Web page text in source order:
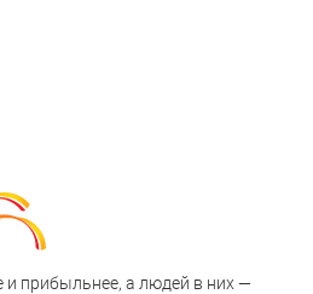
прибыльнее, а людей в них —